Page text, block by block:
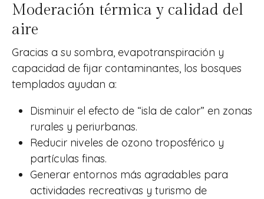
Moderación térmica y calidad del
aire
Gracias a su sombra, evapotranspiración y
capacidad de fijar contaminantes, los bosques
templados ayudan a:
Disminuir el efecto de “isla de calor” en zonas
rurales y periurbanas.
Reducir niveles de ozono troposférico y
partículas finas.
Generar entornos más agradables para
actividades recreativas y turismo de